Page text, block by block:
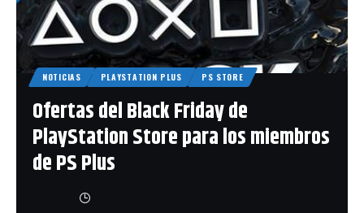
NOTICIAS PLAYSTATION PLUS PS STORE
Ofertas del Black Friday de
PlayStation Store para los miembros
de PS Plus